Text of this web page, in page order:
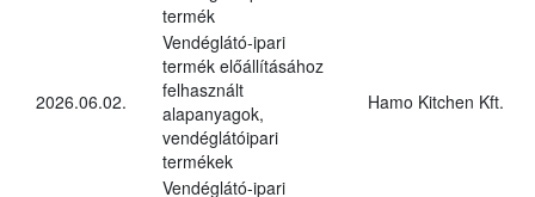
termék
2026.06.02.
Vendéglátó-ipari
termék előállításához
felhasznált
alapanyagok,
vendéglátóipari
termékek
Hamo Kitchen Kft.
Vendéglátó-ipari